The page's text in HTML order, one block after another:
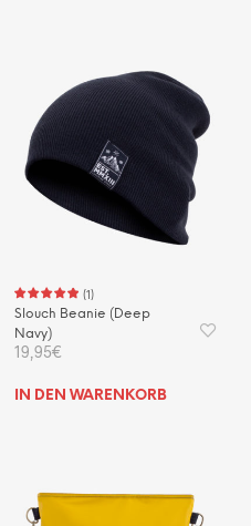
(1)
Slouch Beanie (Deep
Navy)
19,95€
IN DEN WARENKORB